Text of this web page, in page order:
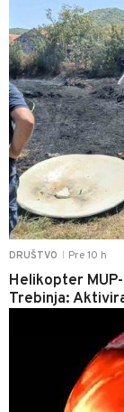
DRUŠTVO Pre 10 h
Helikopter
Trebinja: